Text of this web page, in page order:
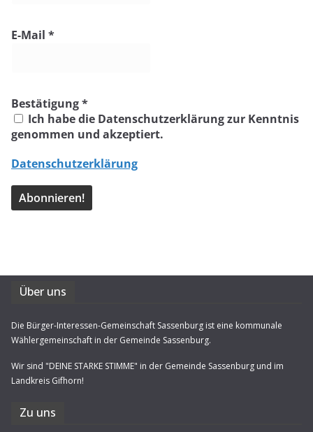
E-Mail *
Bestätigung*
Ich habe die Datenschutzerklärung zur Kenntnis
genommen und akzeptiert.
Datenschutzerklärung
Über uns
Die Bürger-Interessen-Gemeinschaft Sassenburg ist eine kommunale
Wählergemeinschaft in der Gemeinde Sassenburg.
Wir sind "DEINE STARKE STIMME" in der Gemeinde Sassenburg und im
Landkreis Gifhorn!
Zu uns